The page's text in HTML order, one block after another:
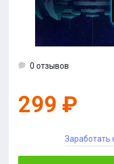
0 отзывов
299 ₽
Заработать